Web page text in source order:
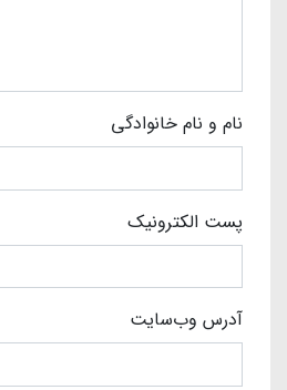
نام و نام خانوادگی
پست الکترونیک
آدرس وب‌سایت